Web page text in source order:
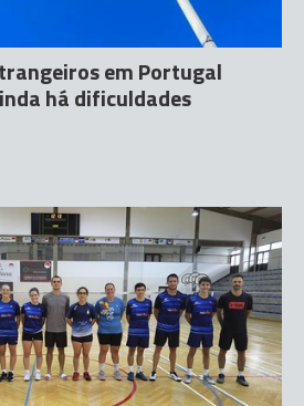
em Portugal
há dificuldades